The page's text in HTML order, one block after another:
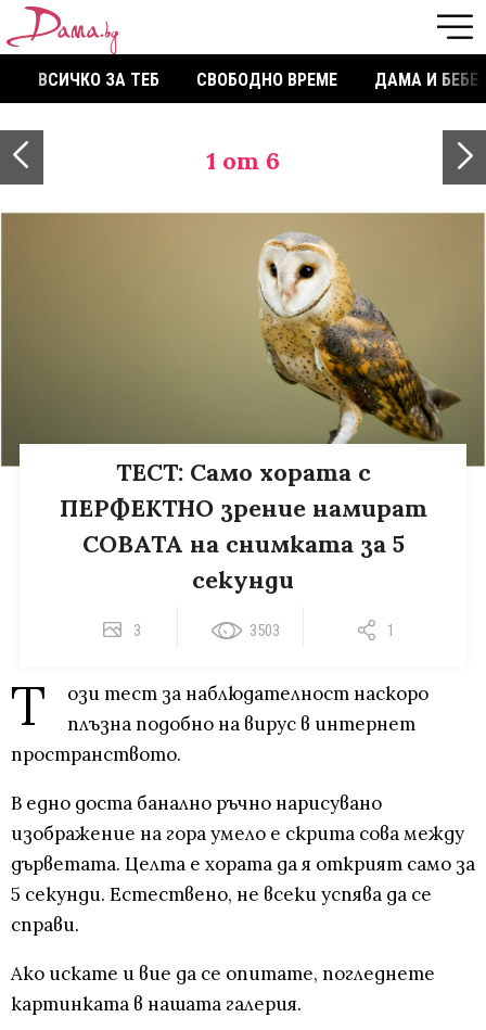
ВСИЧКО ЗА ТЕБ СВОБОДНО ВРЕМЕ ДАМА И БЕБЕ
1 от 6
ТЕСТ: Само хората с
ПЕРФЕКТНО зрение намират
СОВАТА на снимката за 5
секунди
3 3503 1
Т
ози тест за наблюдателност наскоро
плъзна подобно на вирус в интернет
пространството.
В едно доста банално ръчно нарисувано
изображение на гора умело е скрита сова между
дърветата. Целта е хората да я открият само за
5 секунди. Естествено, не всеки успява да се
справи.
Ако искате и вие да се опитате, погледнете
картинката в нашата галерия.